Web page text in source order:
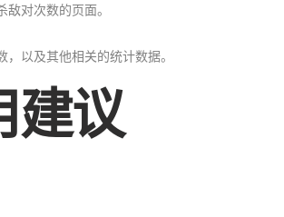
对次数的页面。
以及其他相关的统计数据。
建议